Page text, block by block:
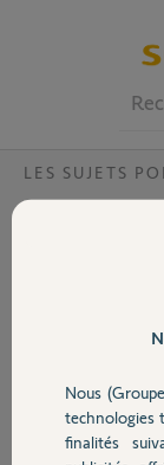
Volet
Sécurité
LES SUJETS
Sga 6000
il y a plus de
Nous
technologies
finalités